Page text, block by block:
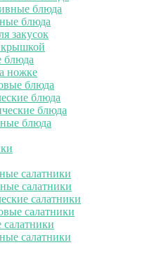
блюда
блюда
закусок
блюда
ножке
блюда
блюда
блюда
блюда
салатники
салатники
салатники
салатники
салатники